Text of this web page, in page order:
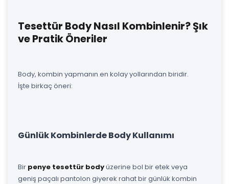
Tesettür Body Nasıl Kombinlenir? Şık
ve Pratik Öneriler
Body, kombin yapmanın en kolay yollarından biridir.
İşte birkaç öneri:
Günlük Kombinlerde Body Kullanımı
Bir penye tesettür bodyüzerine bol bir etek veya
geniş paçalı pantolon giyerek rahat bir günlük kombin